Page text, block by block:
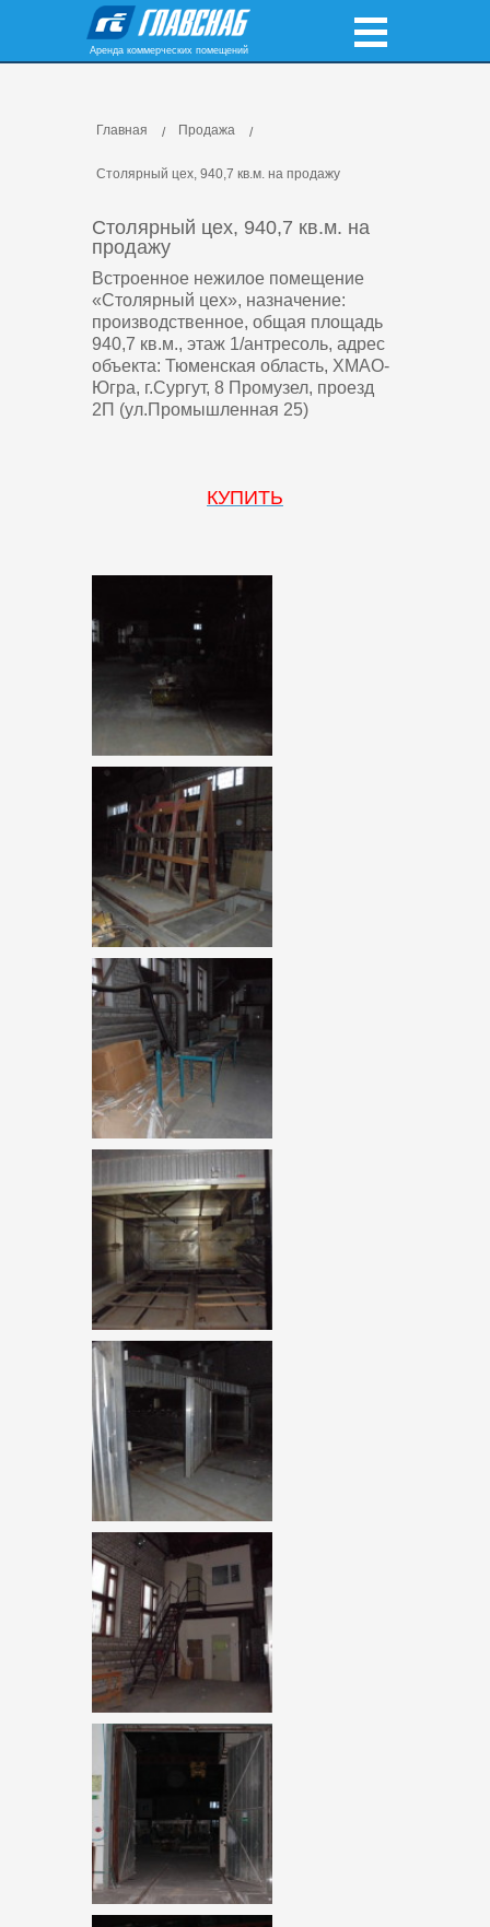
Аренда коммерческих помещений
Главная Продажа
Столярный цех, 940,7 кв.м. на продажу
Столярный цех, 940,7 кв.м. на
продажу
Встроенное нежилое помещение
«Столярный цех», назначение:
производственное, общая площадь
940,7 кв.м., этаж 1/антресоль, адрес
объекта: Тюменская область, ХМАО-
Югра, г.Сургут, 8 Промузел, проезд
2П (ул.Промышленная 25)
КУПИТЬ